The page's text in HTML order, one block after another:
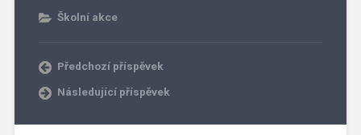
Školní akce
Předchozí příspěvek
Následující příspěvek